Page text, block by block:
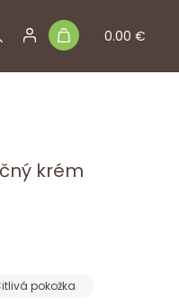
0.00 €
krém
pokožka